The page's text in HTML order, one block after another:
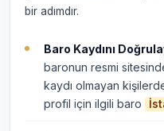
bir adımdır.
Baro Kaydını
baronun resmi
kaydı olmayan
profil için ilgili baro